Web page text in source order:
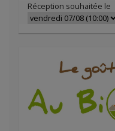
Réception souhaitée le